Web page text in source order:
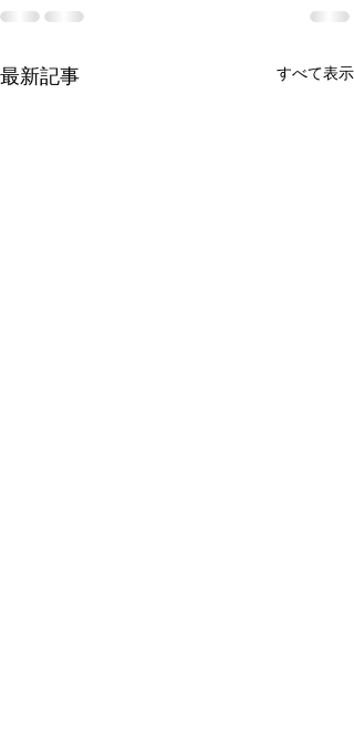
最新記事 すべて表示